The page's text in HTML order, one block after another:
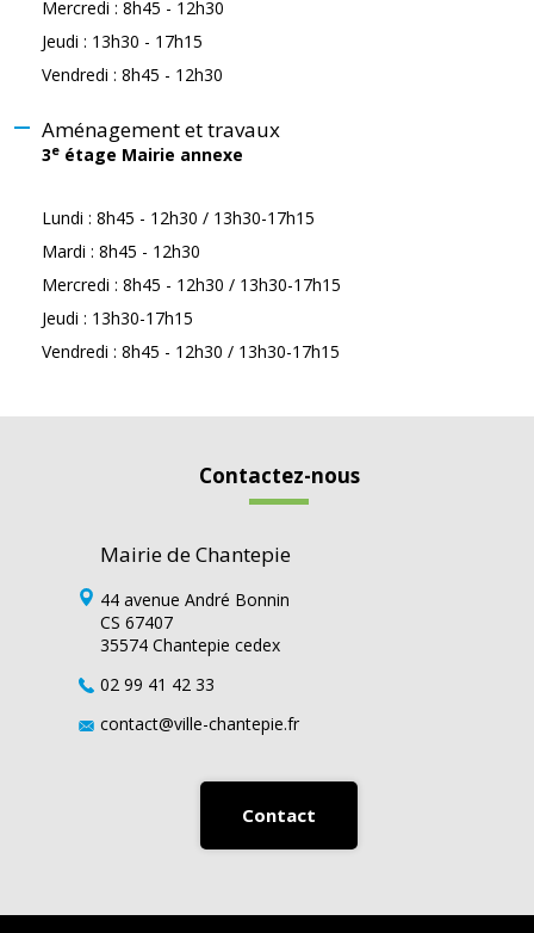
Mercredi : 8h45 - 12h30
Jeudi : 13h30 - 17h15
Vendredi : 8h45 - 12h30
Aménagement et travaux
3e étage Mairie annexe
Lundi : 8h45 - 12h30 / 13h30-17h15
Mardi : 8h45 - 12h30
Mercredi : 8h45 - 12h30 / 13h30-17h15
Jeudi : 13h30-17h15
Vendredi : 8h45 - 12h30 / 13h30-17h15
Contactez-nous
Mairie de Chantepie
44 avenue André Bonnin
CS 67407
35574 Chantepie cedex
02 99 41 42 33
contact@ville-chantepie.fr
Contact